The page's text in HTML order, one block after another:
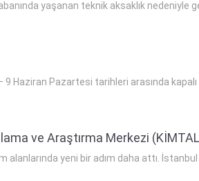
yaşanan teknik aksaklık
Haziran Pazartesi tarihleri arasında kapalı
ve Araştırma Merkezi
yeni bir adım daha attı.